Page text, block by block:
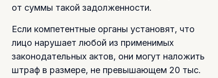
от суммы такой задолженности.
Если компетентные органы установят, что
лицо нарушает любой из применимых
законодательных актов, они могут наложить
штраф в размере, не превышающем 20 тыс.